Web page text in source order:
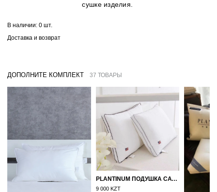
сушке изделия.
В наличии: 0 шт.
Доставка и возврат
ДОПОЛНИТЕ КОМПЛЕКТ 37 ТОВАРЫ
PLANTINUM ПОДУШКА САТИН, ШЕЛК 50Х70
9 000 KZT